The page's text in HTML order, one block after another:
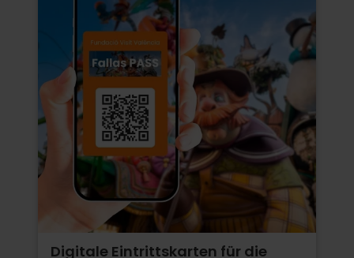
Digitale Eintrittskarten für die